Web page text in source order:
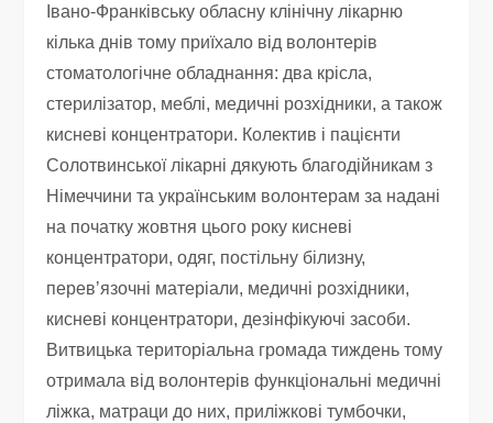
Івано-Франківську обласну клінічну лікарню
кілька днів тому приїхало від волонтерів
стоматологічне обладнання: два крісла,
стерилізатор, меблі, медичні розхідники, а також
кисневі концентратори. Колектив і пацієнти
Солотвинської лікарні дякують благодійникам з
Німеччини та українським волонтерам за надані
на початку жовтня цього року кисневі
концентратори, одяг, постільну білизну,
перевʼязочні матеріали, медичні розхідники,
кисневі концентратори, дезінфікуючі засоби.
Витвицька територіальна громада тиждень тому
отримала від волонтерів функціональні медичні
ліжка, матраци до них, приліжкові тумбочки,